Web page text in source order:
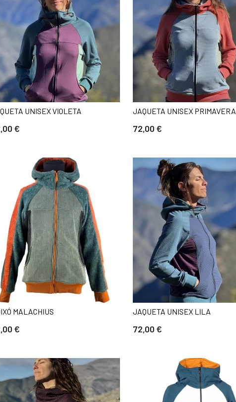
UNISEX VIOLETA
€
JAQUETA UNISEX PRIMAVERA
72,00 €
MALACHIUS
€
JAQUETA UNISEX LILA
72,00 €